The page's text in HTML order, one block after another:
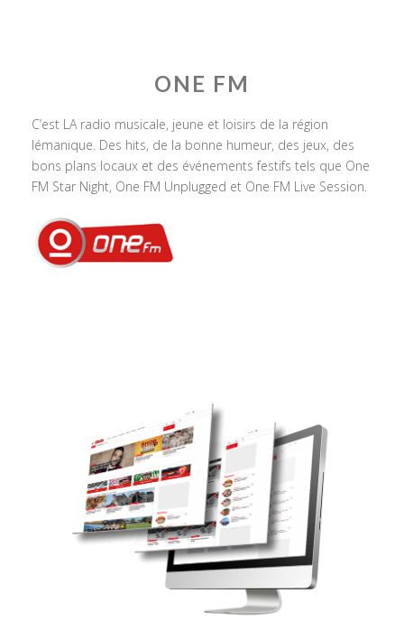
ONE FM
C’est LA radio musicale, jeune et loisirs de la région
lémanique. Des hits, de la bonne humeur, des jeux, des
bons plans locaux et des événements festifs tels que One
FM Star Night, One FM Unplugged et One FM Live Session.